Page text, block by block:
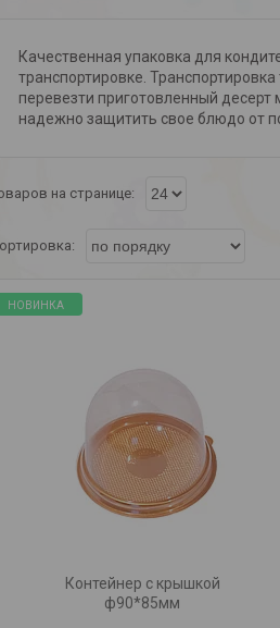
Качественная упаковка для
транспортировке.
перевезти приготовленный
надежно защитить свое блюдо от
НОВИНКА
Контейнер с крышкой
ф90*85мм